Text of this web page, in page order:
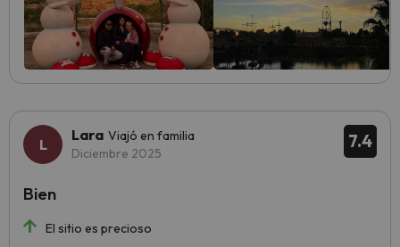
7.4
Lara Viajó en familia
Diciembre 2025
El sitio es precioso
Bien